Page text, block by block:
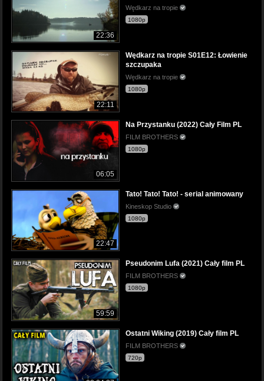
22:36
Wędkarz na tropie
1080p
22:11
Wędkarz na tropie S01E12: Łowienie
szczupaka
Wędkarz na tropie
1080p
06:05
Na Przystanku (2022) Cały Film PL
FILM BROTHERS
1080p
22:47
Tato! Tato! Tato! - serial animowany
Kineskop Studio
1080p
59:59
Pseudonim Lufa (2021) Cały film PL
FILM BROTHERS
1080p
Ostatni Wiking (2019) Cały film PL
FILM BROTHERS
720p